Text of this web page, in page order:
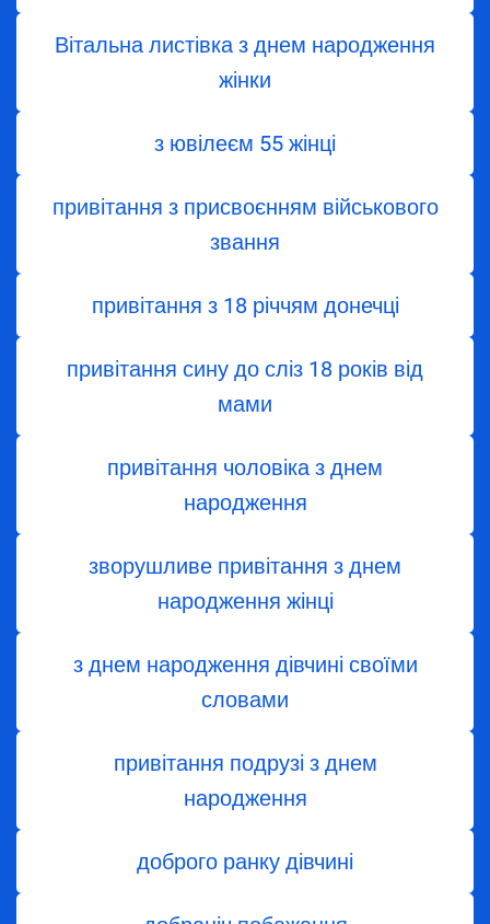
Вітальна листівка з днем народження
жінки
з ювілеєм 55 жінці
привітання з присвоєнням військового
звання
привітання з 18 річчям донечці
привітання сину до сліз 18 років від
мами
привітання чоловіка з днем
народження
зворушливе привітання з днем
народження жінці
з днем ​​народження дівчині своїми
словами
привітання подрузі з днем
народження
доброго ранку дівчині